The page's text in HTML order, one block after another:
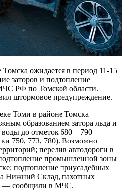
ожидается в период 11-15
заторов и подтопление
РФ по Томской области.
штормовое предупреждение.
Томи в районе Томска
образованием затора льда и
до отметок 680 – 790
750, 773, 780). Возможно
перелив автодороги в
промышленной зоны
подтопление приусадебных
Нижний Склад, пахотных
— сообщили в МЧС.